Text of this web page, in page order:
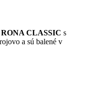
RONA CLASSIC s
a sú balené v